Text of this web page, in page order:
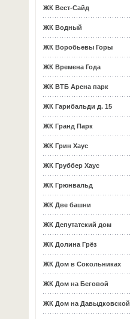
ЖК Вест-Сайд
ЖК Водный
ЖК Воробьевы Горы
ЖК Времена Года
ЖК ВТБ Арена парк
ЖК Гарибальди д. 15
ЖК Гранд Парк
ЖК Грин Хаус
ЖК Груббер Хаус
ЖК Грюнвальд
ЖК Две башни
ЖК Депутатский дом
ЖК Долина Грёз
ЖК Дом в Сокольниках
ЖК Дом на Беговой
ЖК Дом на Давыдковской